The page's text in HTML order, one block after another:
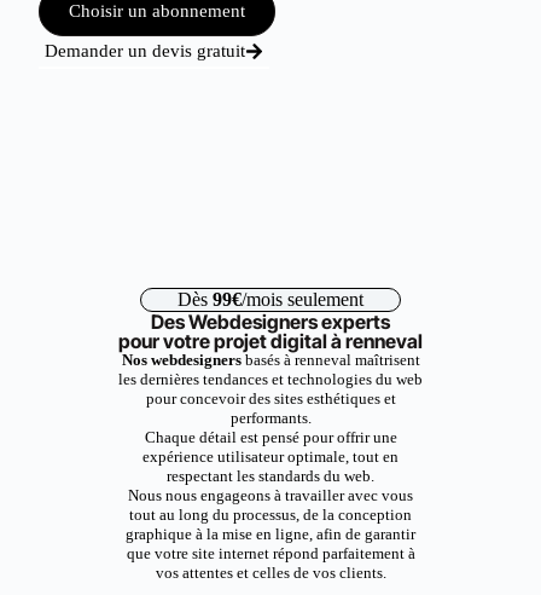
Choisir un abonnement
Demander un devis gratuit
Dès 99€/mois seulement
Des Webdesigners experts
pour votre projet digital à renneval
Nos webdesignersbasés à renneval maîtrisent
les dernières tendances et technologies du web
pour concevoir des sites esthétiques et
performants.
Chaque détail est pensé pour offrir une
expérience utilisateur optimale, tout en
respectant les standards du web.
Nous nous engageons à travailler avec vous
tout au long du processus, de la conception
graphique à la mise en ligne, afin de garantir
que votre site internet répond parfaitement à
vos attentes et celles de vos clients.